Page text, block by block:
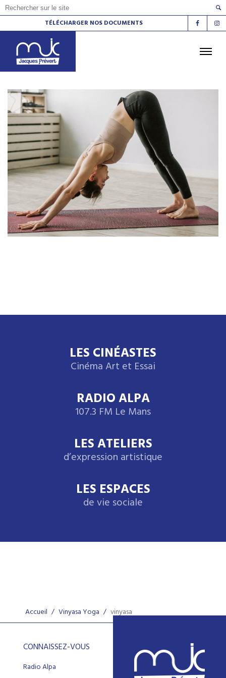
TÉLÉCHARGER NOS DOCUMENTS
ACCUEIL L'AGENDA LES ATELIERS
LES ESPACES DE VIE SOCIALE LE CINÉMA
LA RADIO LA MJC LES LIEUX
CONTACT
LES CINÉASTES
Cinéma Art et Essai
RADIO ALPA
107.3 FM Le Mans
LES ATELIERS
d’expression artistique
LES ESPACES
de vie sociale
Accueil / Vinyasa Yoga / vinyasa
CONNAISSEZ-VOUS
Radio Alpa